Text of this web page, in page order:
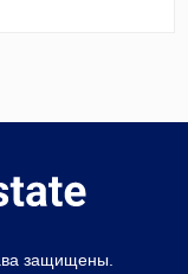
защищены.